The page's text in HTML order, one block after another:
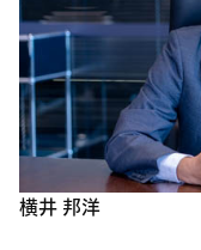
横井 邦洋